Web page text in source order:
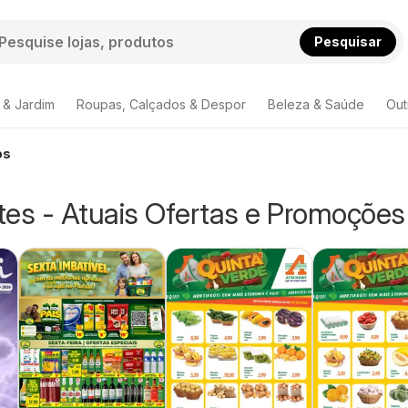
Pesquisar
Jardim Roupas, Calçados & Despor Beleza & Saúde
- Atuais Ofertas e Promoções